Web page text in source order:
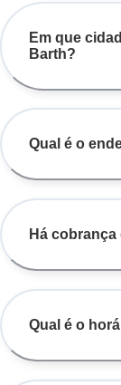
Em que
Barth?
Qual é o
Há
Qual é o